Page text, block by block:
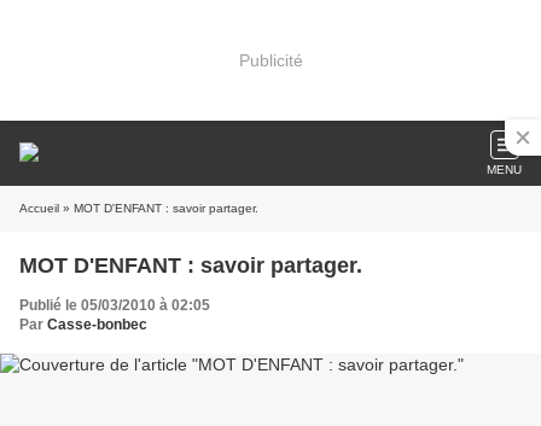
Publicité
MENU
Accueil » MOT D'ENFANT : savoir partager.
MOT D'ENFANT : savoir partager.
Publié le 05/03/2010 à 02:05
Par Casse-bonbec